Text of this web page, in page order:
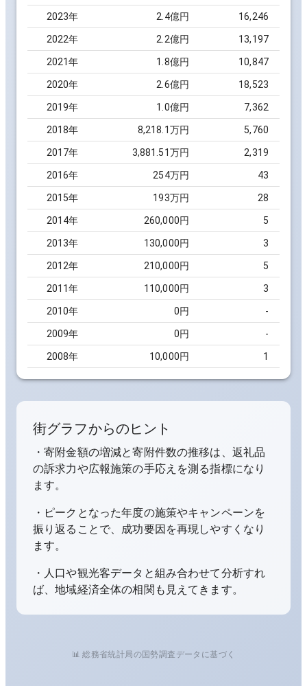
2023年 2.4億円 16,246
2022年 2.2億円 13,197
2021年 1.8億円 10,847
2020年 2.6億円 18,523
2019年 1.0億円 7,362
2018年 8,218.1万円 5,760
2017年 3,881.51万円 2,319
2016年 254万円 43
2015年 193万円 28
2014年 260,000円 5
2013年 130,000円 3
2012年 210,000円 5
2011年 110,000円 3
2010年 0円 -
2009年 0円 -
2008年 10,000円 1
街グラフからのヒント
・寄附金額の増減と寄附件数の推移は、返礼品
の訴求力や広報施策の手応えを測る指標になり
ます。
・ピークとなった年度の施策やキャンペーンを
振り返ることで、成功要因を再現しやすくなり
ます。
・人口や観光客データと組み合わせて分析すれ
ば、地域経済全体の相関も見えてきます。
📊 総務省統計局の国勢調査データに基づく